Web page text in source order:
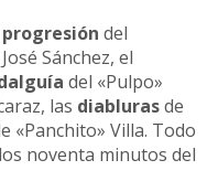
progresión del
Sánchez, el
del «Pulpo»
las diablurasde
«Panchito» Villa. Todo
noventa minutos del